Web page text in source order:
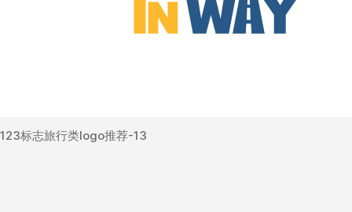
123标志旅行类logo推荐-13